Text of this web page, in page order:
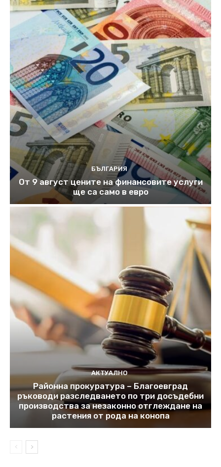
БЪЛГАРИЯ
От 9 август цените на финансовите услуги
ще са само в евро
АКТУАЛНО
Районна прокуратура – Благоевград
ръководи разследването по три досъдебни
производства за незаконно отглеждане на
растения от рода на конопа